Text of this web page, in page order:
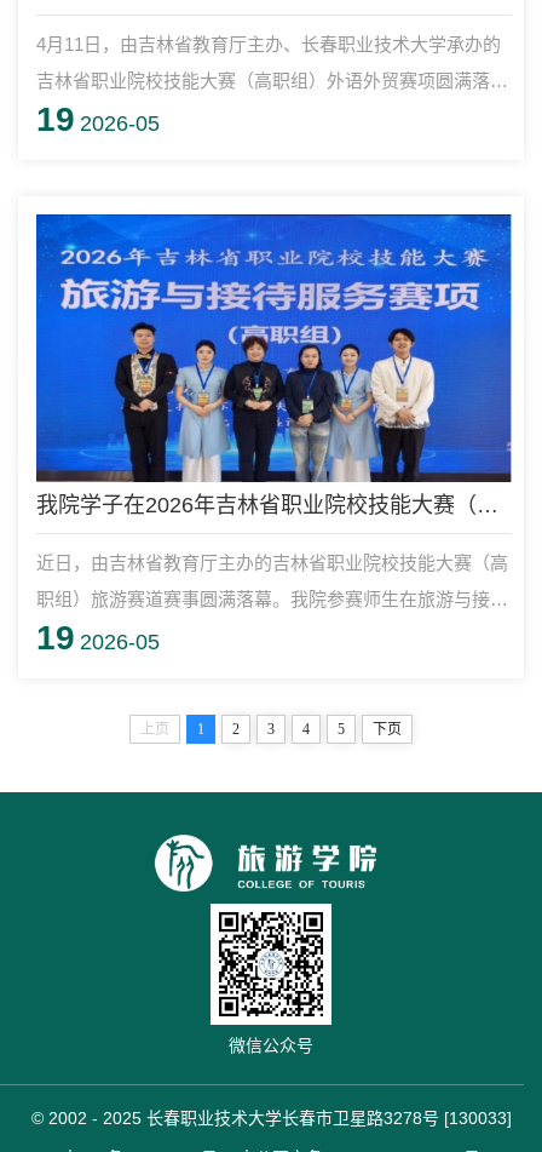
4月11日，由吉林省教育厅主办、长春职业技术大学承办的
吉林省职业院校技能大赛（高职组）外语外贸赛项圆满落
幕，共有来自全省7所高职院校的15支队伍同场竞技。我院
与出色的协作素养，最终获得一等奖1项、二等奖1项。
19 2026-05
我院学子在2026年吉林省职业院校技能大赛（高职组） 旅游赛道比赛中获得佳绩
近日，由吉林省教育厅主办的吉林省职业院校技能大赛（高
职组）旅游赛道赛事圆满落幕。我院参赛师生在旅游与接待
服务、旅游产品开发与设计两个赛项中斩获多项荣誉，充分
19 2026-05
上页 1 2 3 4 5 下页
微信公众号
© 2002 - 2025 长春职业技术大学长春市卫星路3278号 [130033]